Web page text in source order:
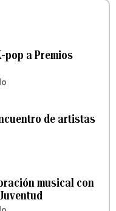
pop a Premios
de artistas
musical con